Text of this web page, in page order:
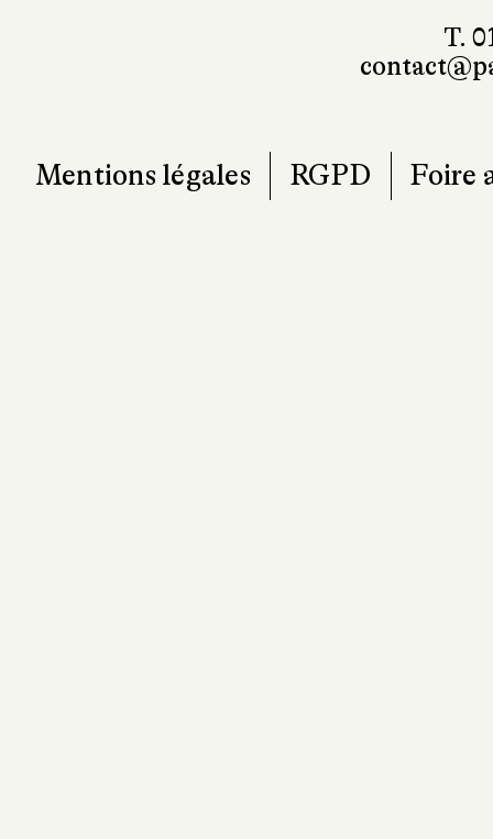
T.
Mentions légales RGPD Foire